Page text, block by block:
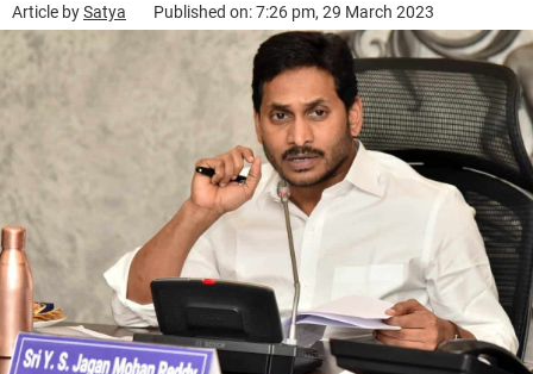
Article bySatya Published on: 7:26 pm, 29 March 2023